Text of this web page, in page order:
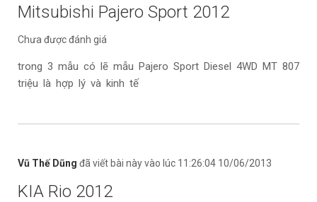
Mitsubishi Pajero Sport 2012
Chưa được đánh giá
trong 3 mẫu có lẽ mẫu Pajero Sport Diesel 4WD MT 807
triệu là hợp lý và kinh tế
Vũ Thế Dũng đã viết bài này vào lúc 11:26:04 10/06/2013
KIA Rio 2012